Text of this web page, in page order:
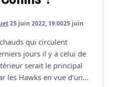
25 juin 2022, 19:0025 juin
qui circulent
jours il y a celui de
serait le principal
les Hawks en vue d’un